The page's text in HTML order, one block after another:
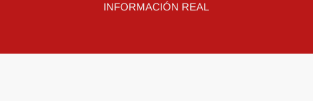
INFORMACIÓN REAL